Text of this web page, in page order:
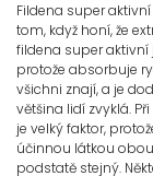
Fildena super
tom, když honí, že
fildena super aktivní
protože absorbuje
všichni znají, a je
většina lidí zvyklá.
je velký faktor,
účinnou látkou
podstatě stejný.